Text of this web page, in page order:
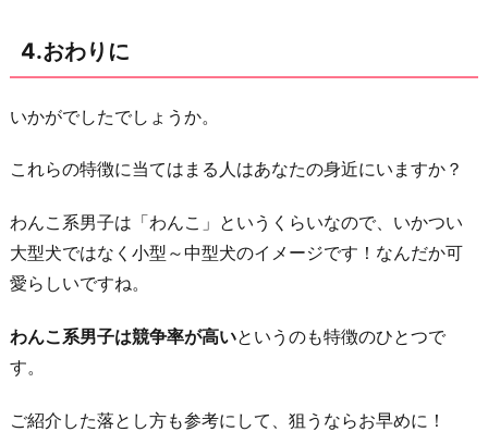
4.おわりに
いかがでしたでしょうか。
これらの特徴に当てはまる人はあなたの身近にいますか？
わんこ系男子は「わんこ」というくらいなので、いかつい
大型犬ではなく小型～中型犬のイメージです！なんだか可
愛らしいですね。
わんこ系男子は競争率が高いというのも特徴のひとつで
す。
ご紹介した落とし方も参考にして、狙うならお早めに！